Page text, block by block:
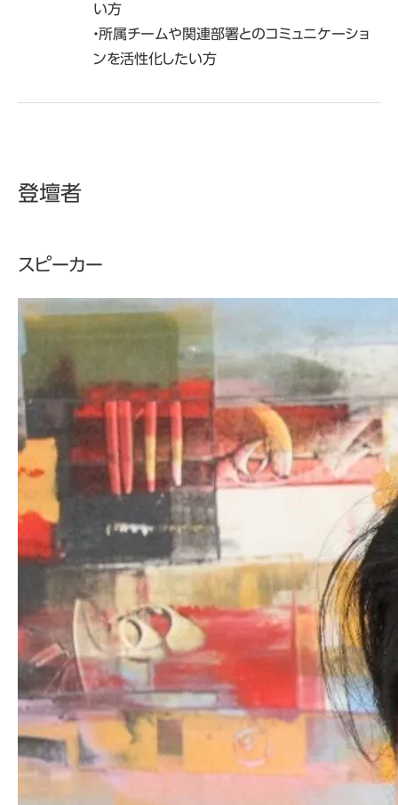
い方
・所属チームや関連部署とのコミュニケーショ
ンを活性化したい方
登壇者
スピーカー